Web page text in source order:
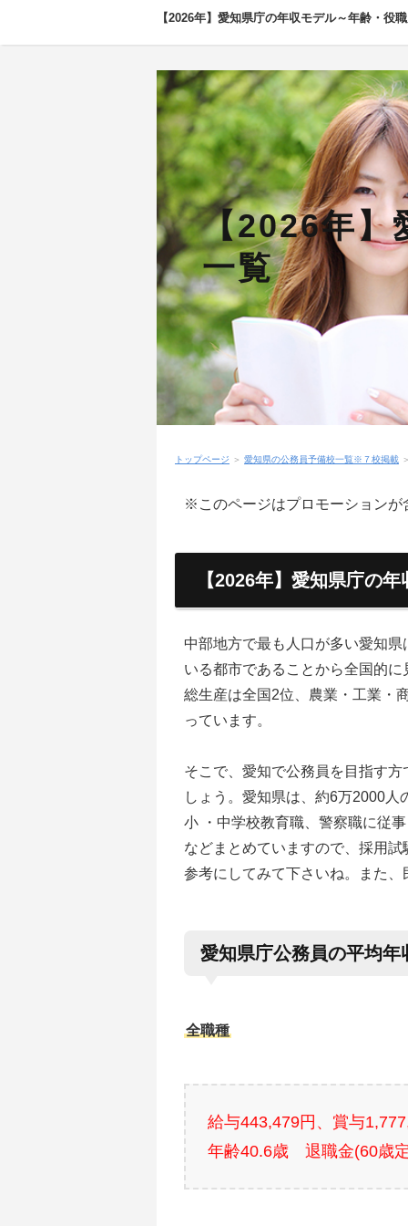
【2026年】愛知県庁の年収モデル～年齢・役
【2026年】
一覧
トップページ ＞ 愛知県の公務員予備校一覧※７校掲載
※このページはプロモーションが
【2026年】愛知県庁の
中部地方で最も人口が多い愛知
いる都市であることから全国的
総生産は全国2位、農業・工業・
っています。
そこで、愛知で公務員を目指す
しょう。愛知県は、約6万2000
小 ・中学校教育職、警察職に従
などまとめていますので、採用
参考にしてみて下さいね。また
愛知県庁公務員の平均
全職種
給与443,479円、賞与
年齢40.6歳 退職金(60歳